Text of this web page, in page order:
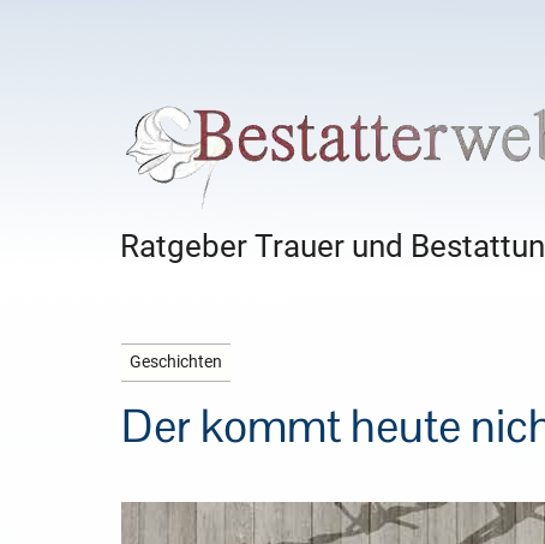
Ratgeber Trauer und
Geschichten
Der kommt heute